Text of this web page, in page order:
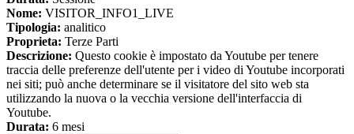
Nome: VISITOR_INFO1_LIVE
Tipologia: analitico
Proprieta: Terze Parti
Descrizione: Questo cookie è impostato da Youtube per tenere
traccia delle preferenze dell'utente per i video di Youtube incorporati
nei siti; può anche determinare se il visitatore del sito web sta
utilizzando la nuova o la vecchia versione dell'interfaccia di
Youtube.
Durata: 6 mesi